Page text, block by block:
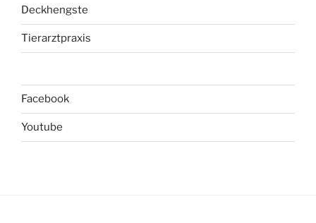
Deckhengste
Tierarztpraxis
Facebook
Youtube